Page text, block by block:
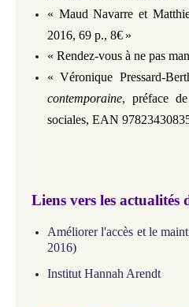
« Maud Navarre et
2016, 69 p., 8€ »
« Rendez-vous à ne pas
« Véronique Pressard-
contemporaine, préface
sociales, EAN
Liens vers les actualités
Améliorer l'accès et le
2016)
Institut Hannah Arendt